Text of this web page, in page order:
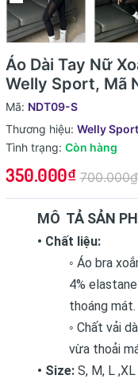
Áo Dài Tay Nữ
Welly Sport, Mã
Mã: NDT09-S
Thương hiệu: Welly Sport
Tình trạng: Còn hàng
350.000₫ 700.000₫
MÔ TẢ SẢN
• Chất liệu:
◦ Áo bra
4%
thoáng mát.
◦ Chất vải
vừa thoải
• Size: S, M, L ,XL